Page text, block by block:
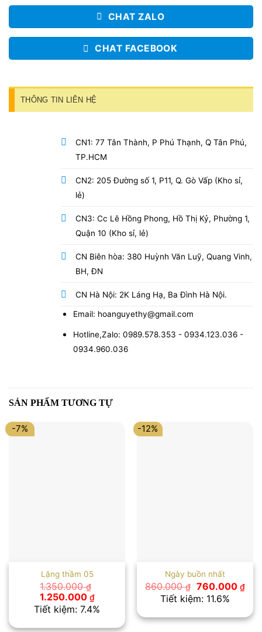
CHAT ZALO
CHAT FACEBOOK
THÔNG TIN LIÊN HỆ
CN1: 77 Tân Thành, P Phú Thạnh, Q Tân Phú,
TP.HCM
CN2: 205 Đường số 1, P11, Q. Gò Vấp (Kho sỉ,
lẻ)
CN3: Cc Lê Hồng Phong, Hồ Thị Kỷ, Phường 1,
Quận 10 (Kho sỉ, lẻ)
CN Biên hòa: 380 Huỳnh Văn Luỹ, Quang Vinh,
BH, ĐN
CN Hà Nội: 2K Láng Hạ, Ba Đình Hà Nội.
Email: hoanguyethy@gmail.com
Hotline,Zalo: 0989.578.353 - 0934.123.036 -
0934.960.036
SẢN PHẨM TƯƠNG TỰ
-7%
Lặng thầm 05
1.350.000₫
Giá
gốc
là:
1.250.000 ₫Giá
hiện
tại
Tiết kiệm: 7.4%
-12%
Ngày buồn nhất
860.000₫ Giá
gốc
là:
760.000 ₫Giá
hiện
là:
Tiết kiệm: 11.6%